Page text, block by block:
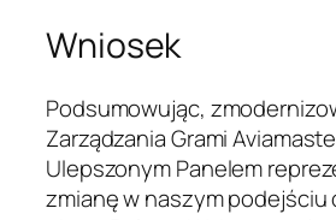
Wniosek
Podsumowując,
Zarządzania Grami
Ulepszonym Panelem
zmianę w naszym podejściu